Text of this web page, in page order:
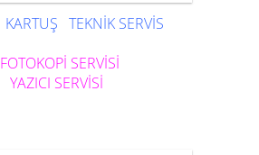
KARTUŞ TEKNİK SERVİS
FOTOKOPİ SERVİSİ
YAZICI SERVİSİ